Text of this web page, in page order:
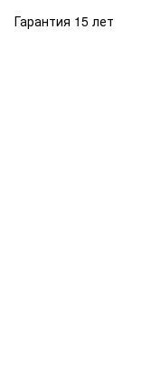
Гарантия 15 лет